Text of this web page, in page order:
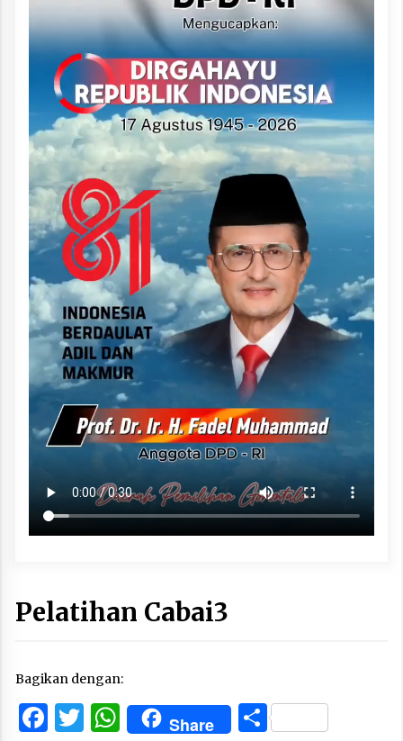
Pelatihan Cabai3
Bagikan dengan:
Facebook
Twitter
WhatsApp
Share Share